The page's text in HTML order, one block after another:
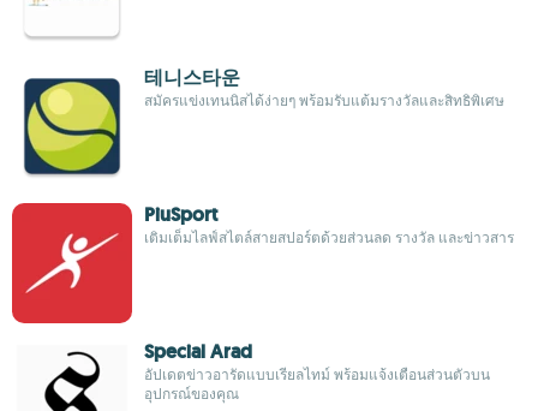
테니스타운
สมัครแข่งเทนนิสได้ง่ายๆ พร้อมรับแต้มรางวัลและสิทธิพิเศษ
PiuSport
เติมเต็มไลฟ์สไตล์สายสปอร์ตด้วยส่วนลด รางวัล และข่าวสาร
Special Arad
อัปเดตข่าวอารัดแบบเรียลไทม์ พร้อมแจ้งเตือนส่วนตัวบน
อุปกรณ์ของคุณ